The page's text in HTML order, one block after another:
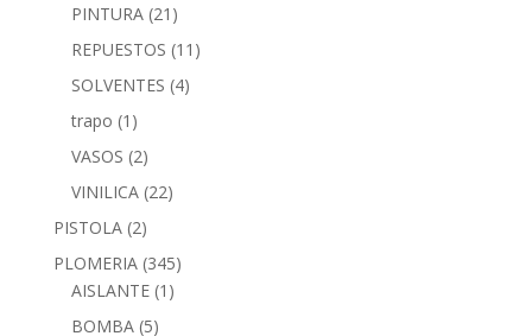
PINTURA (21)
REPUESTOS (11)
SOLVENTES (4)
trapo (1)
VASOS (2)
VINILICA (22)
PISTOLA (2)
PLOMERIA (345)
AISLANTE (1)
BOMBA (5)